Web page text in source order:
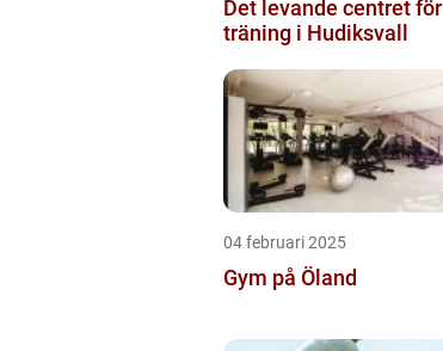
Det levande centret för
träning i Hudiksvall
04 februari 2025
Gym på Öland